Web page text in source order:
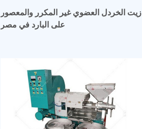
زيت الخردل العضوي غير المكرر والمعصور
على البارد في مصر